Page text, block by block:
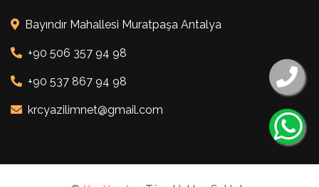
Bayındır Mahallesi Muratpaşa Antalya
+90 506 357 94 98
+90 537 867 94 98
krcyazilimnet@gmail.com